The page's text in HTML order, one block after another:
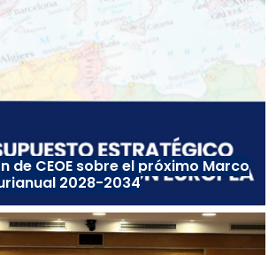
de CEOE sobre el próximo Marco
2028-2034